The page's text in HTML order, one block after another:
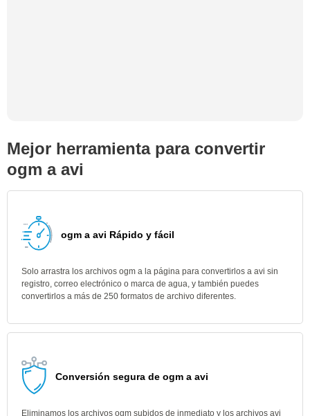
Mejor herramienta para convertir
ogm a avi
ogm a avi Rápido y fácil
Solo arrastra los archivos ogm a la página para convertirlos a avi sin
registro, correo electrónico o marca de agua, y también puedes
convertirlos a más de 250 formatos de archivo diferentes.
Conversión segura de ogm a avi
Eliminamos los archivos ogm subidos de inmediato y los archivos avi